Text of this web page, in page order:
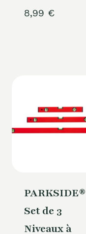
8,99 €
PARKSIDE®
Set de 3
Niveaux à